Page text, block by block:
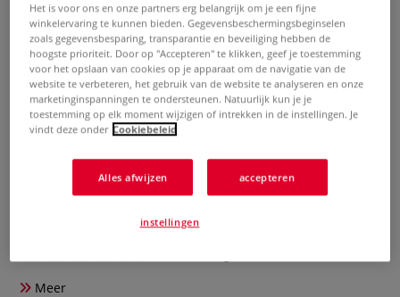
LYRA | COLOR GIANTS® Skin
Tones set — 12 coloured pencils
Meer
Het is voor ons en onze partners erg belangrijk om je een fijne
winkelervaring te kunnen bieden. Gegevensbeschermingsbeginselen
zoals gegevensbesparing, transparantie en beveiliging hebben de
hoogste prioriteit. Door op "Accepteren" te klikken, geef je toestemming
voor het opslaan van cookies op je apparaat om de navigatie van de
website te verbeteren, het gebruik van de website te analyseren en onze
marketinginspanningen te ondersteunen. Natuurlijk kun je je
toestemming op elk moment wijzigen of intrekken in de instellingen. Je
vindt deze onder Cookiebeleid
Alles afwijzen accepteren
instellingen